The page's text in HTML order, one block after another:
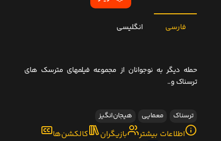
فارسی انگلیسی
حمله دیگر به نوجوانان از مجموعه فیلمهای مترسک های
ترسناک و..
ترسناک معمایی هیجان‌انگیز
اطلاعات بیشتر بازیگران
کالکشن‌ها